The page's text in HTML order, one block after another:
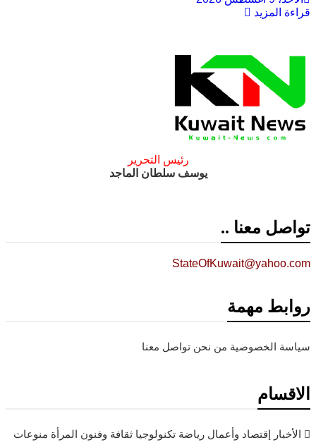
قراءة المزيد
رئيس التحرير
يوسف سلطان الماجد
تواصل معنا ..
StateOfKuwait@yahoo.com
روابط مهمة
سياسة الخصوصية من نحن تواصل معنا
الاقسام
الأخبار إقتصاد وأعمال رياضة تكنولوجيا ثقافة وفنون المرأة منوعات